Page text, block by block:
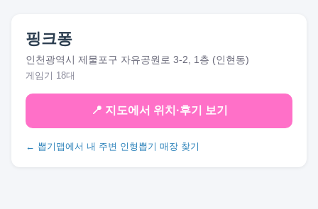
핑크퐁
인천광역시 제물포구 자유공원로 3-2, 1층 (인현동)
게임기 18대
📍 지도에서 위치·후기 보기
← 뽑기맵에서 내 주변 인형뽑기 매장 찾기